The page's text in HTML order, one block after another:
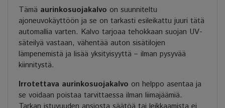
Tämä aurinkosuojakalvo on suunniteltu
ajoneuvokäyttöön ja se on tarkasti esileikattu juuri tätä
automallia varten. Kalvo tarjoaa tehokkaan suojan UV-
säteilyä vastaan, vähentää auton sisätilojen
lämpenemistä ja lisää yksityisyyttä – ilman pysyvää
kiinnitystä.
Irrotettava aurinkosuojakalvo on helppo asentaa ja
se voidaan poistaa tarvittaessa ilman liimajäämiä.